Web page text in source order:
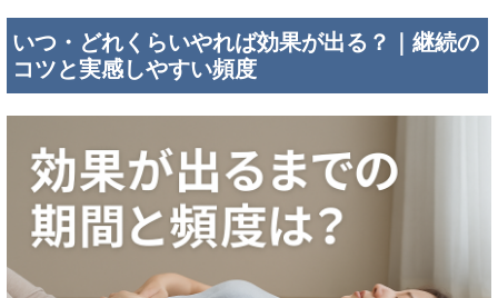
いつ・どれくらいやれば効果が出る？｜継続の
コツと実感しやすい頻度